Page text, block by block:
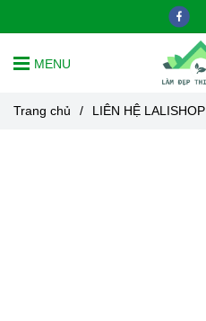
MENU
Trang chủ / LIÊN HỆ LALISHOP